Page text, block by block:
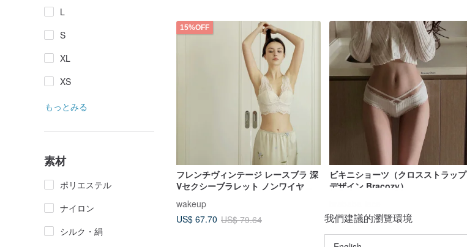
L
S
XL
XS
もっとみる
素材
ポリエステル
ナイロン
シルク・絹
15%OFF
フレンチヴィンテージ レースブラ 深
Vセクシーブラレット ノンワイヤー
wakeup
US$ 67.70 US$ 79.64
ビキニショーツ（クロスストラップ
デザイン Bracozy）
US$ 24.35
我們建議的瀏覽環境